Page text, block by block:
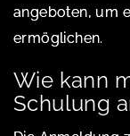
angeboten, um
ermöglichen.
Wie kann
Schulung